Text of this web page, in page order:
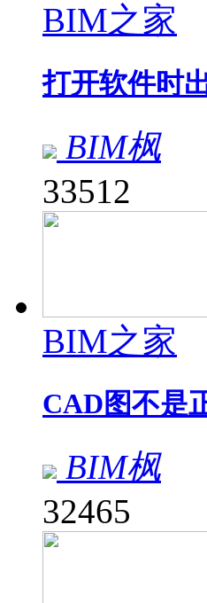
BIM之家
打开软件时
BIM枫
33512
BIM之家
CAD图不是
BIM枫
32465